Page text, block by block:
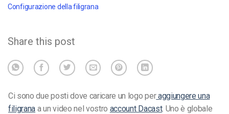
Configurazione della filigrana
Share this post
Ci sono due posti dove caricare un logo peraggiungere una
filigrana a un video nel vostro account Dacast. Uno è globale